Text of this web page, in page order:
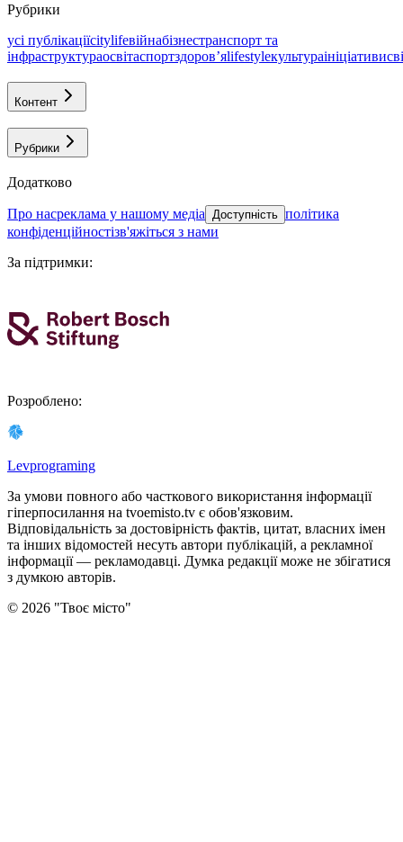
Рубрики
усі публікаціїcitylifeвійнабізнестранспорт та
інфраструктураосвітаспортздоровʼяlifestyleкультураініціативи
Контент
Рубрики
Додатково
про насреклама у нашому медіа Доступність політика
конфіденційностізв'яжіться з нами
За підтримки:
Розроблено:
Levprograming
За умови повного або часткового використання iнформацiї
гіперпосилання на tvoemisto.tv є обов'язковим.
Відповідальність за достовірність фактів, цитат, власних імен
та інших відомостей несуть автори публікацій, а рекламної
інформації — рекламодавці. Думка редакцiї може не збiгатися
з думкою авторiв.
© 2026 "Твоє місто"